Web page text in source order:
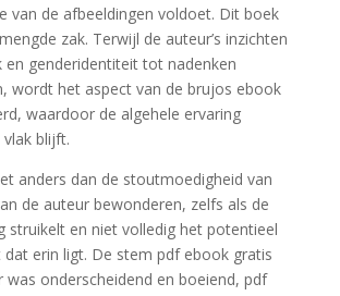
van de afbeeldingen voldoet. Dit boek
zak. Terwijl de auteur’s inzichten
en genderidentiteit tot nadenken
wordt het aspect van de brujos ebook
waardoor de algehele ervaring
vlak blijft.
anders dan de stoutmoedigheid van
de auteur bewonderen, zelfs als de
struikelt en niet volledig het potentieel
dat erin ligt. De stem pdf ebook gratis
was onderscheidend en boeiend, pdf